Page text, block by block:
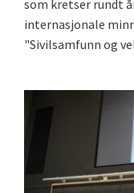
som kretser rundt
internasjonale
"Sivilsamfunn og